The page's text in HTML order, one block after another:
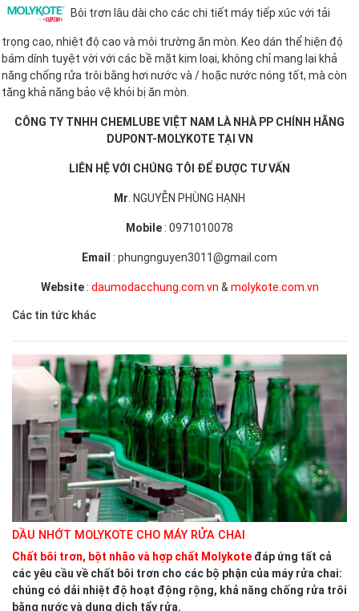
Bôi trơn lâu dài cho các chi tiết máy tiếp xúc với tải
trọng cao, nhiệt độ cao và môi trường ăn mòn. Keo dán thể hiện độ
bám dính tuyệt vời với các bề mặt kim loại, không chỉ mang lại khả
năng chống rửa trôi bằng hơi nước và / hoặc nước nóng tốt, mà còn
tăng khả năng bảo vệ khỏi bị ăn mòn.
CÔNG TY TNHH CHEMLUBE VIỆT NAM LÀ NHÀ PP CHÍNH HÃNG
DUPONT-MOLYKOTE TẠI VN
LIÊN HỆ VỚI CHÚNG TÔI ĐỂ ĐƯỢC TƯ VẤN
Mr . NGUYỄN PHÙNG HẠNH
Mobile : 0971010078
Email : phungnguyen3011@gmail.com
Website: daumodacchung.com.vn & molykote.com.vn
Các tin tức khác
DẦU NHỚT MOLYKOTE CHO MÁY RỬA CHAI
Chất bôi trơn, bột nhão và hợp chất Molykote đáp ứng tất cả
các yêu cầu về chất bôi trơn cho các bộ phận của máy rửa chai:
chúng có dải nhiệt độ hoạt động rộng, khả năng chống rửa trôi
bằng nước và dung dịch tẩy rửa.